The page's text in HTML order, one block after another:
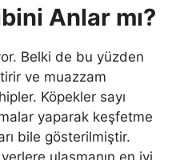
Anlar mı?
Belki de bu yüzden
ve muazzam
Köpekler sayı
yaparak keşfetme
bile gösterilmiştir.
ulaşmanın en iyi